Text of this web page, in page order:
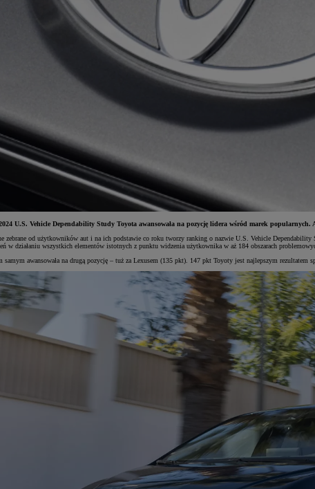
U.S. Vehicle Dependability Study Toyota awansowała na pozycję lidera wśród marek popularnych.
zebrane od użytkowników aut i na ich podstawie co roku tworzy ranking o nazwie U.S. Vehicle
w działaniu wszystkich elementów istotnych z punktu widzenia użytkownika w aż 184 obszarach
awansowała na drugą pozycję – tuż za Lexusem (135 pkt). 147 pkt Toyoty jest najlepszym rezultatem